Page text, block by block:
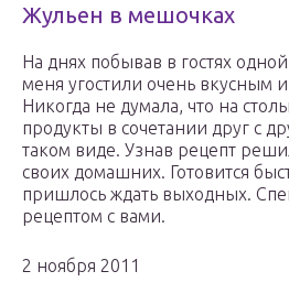
Жульен в мешочках
На днях побывав в гостях
меня угостили очень вкусным
Никогда не думала, что на
продукты в сочетании друг с
таком виде. Узнав рецепт
своих домашних. Готовится
пришлось ждать выходных.
рецептом с вами.
2 ноября 2011